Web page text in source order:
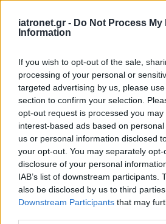
iatronet.gr - Do Not Process My
Information
If you wish to opt-out of the sale,
processing of your personal or
targeted advertising by us, please
section to confirm your selection.
opt-out request is processed you may
interest-based ads based on
us or personal information disclosed
your opt-out. You may separately
disclosure of your personal
IAB’s list of downstream participants.
also be disclosed by us to third
Downstream Participants that may